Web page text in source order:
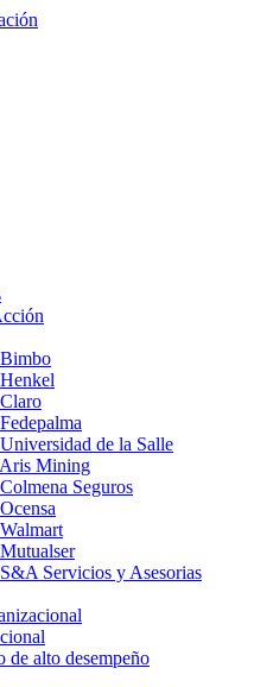
de la Salle
Mining
Seguros
Servicios y Asesorias
de alto desempeño